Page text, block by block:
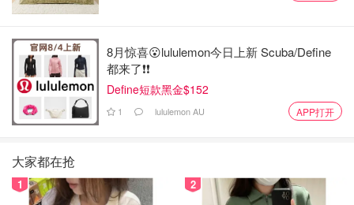
8月惊喜😮lululemon今日上新 Scuba/Define
都来了❗️❗️
Define短款黑金$152
1 lululemon AU APP打开
大家都在抢
1 2